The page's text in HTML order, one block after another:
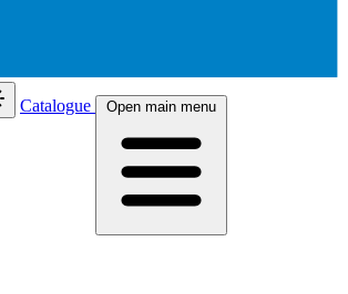
Catalogue Open main menu